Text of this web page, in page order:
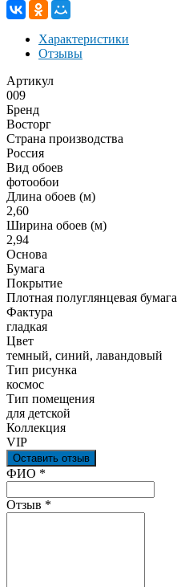
Характеристики
Отзывы
Артикул
009
Бренд
Восторг
Страна производства
Россия
Вид обоев
фотообои
Длина обоев (м)
2,60
Ширина обоев (м)
2,94
Основа
Бумага
Покрытие
Плотная полуглянцевая бумага
Фактура
гладкая
Цвет
темный, синий, лавандовый
Тип рисунка
космос
Тип помещения
для детской
Коллекция
VIP
Оставить отзыв
Ваш отзыв был отправлен!
ФИО *
Отзыв *